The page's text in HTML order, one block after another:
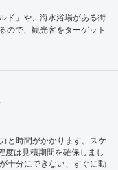
ド」や、海水浴場がある街
ので、観光客をターゲット
と時間がかかります。スケ
度は見積期間を確保しまし
十分にできない、すぐに動